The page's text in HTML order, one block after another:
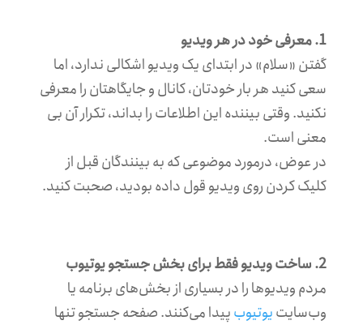
1. معرفی خود در هر ویدیو
گفتن «سلام» در ابتدای یک ویدیو اشکالی ندارد، اما
سعی کنید هر بار خودتان، کانال و جایگاهتان را معرفی
نکنید. وقتی بیننده این اطلاعات را بداند، تکرار آن بی
معنی است.
در عوض، درمورد موضوعی که به بینندگان قبل از
کلیک کردن روی ویدیو قول داده بودید، صحبت کنید.
2. ساخت ویدیو فقط برای بخش جستجو یوتیوب
مردم ویدیوها را در بسیاری از بخش‌های برنامه یا
وب‌سایتیوتیوبپیدا می‌کنند. صفحه جستجو تنها